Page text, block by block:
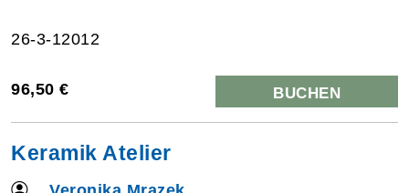
26-3-12012
96,50 € BUCHEN
Keramik Atelier